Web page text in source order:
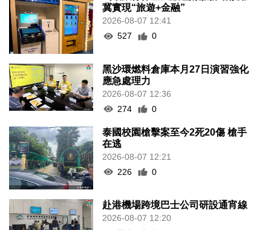
冀實現“旅遊+金融”
2026-08-07 12:41
527
0
黑沙環燃料倉庫本月27日演習強化
應急處理力
2026-08-07 12:36
274
0
泰國校園槍擊案至今2死20傷 槍手
在逃
2026-08-07 12:21
226
0
赴港機場跨境巴士公司研設通宵線
2026-08-07 12:20